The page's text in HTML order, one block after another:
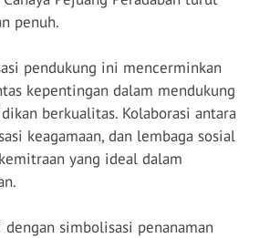
penuh.
pendukung ini mencerminkan
kepentingan dalam mendukung
berkualitas. Kolaborasi antara
keagamaan, dan lembaga sosial
yang ideal dalam
dengan simbolisasi penanaman